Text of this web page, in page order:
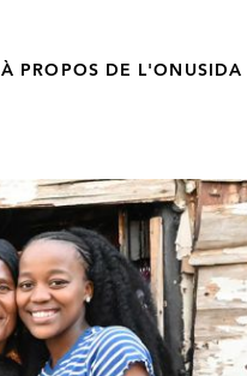
À PROPOS DE L'ONUSIDA